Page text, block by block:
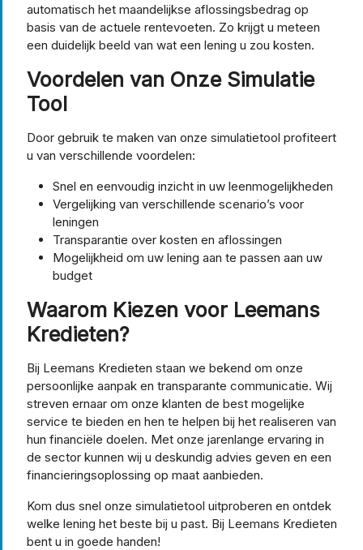
automatisch het maandelijkse aflossingsbedrag op
basis van de actuele rentevoeten. Zo krijgt u meteen
een duidelijk beeld van wat een lening u zou kosten.
Voordelen van Onze Simulatie
Tool
Door gebruik te maken van onze simulatietool profiteert
u van verschillende voordelen:
Snel en eenvoudig inzicht in uw leenmogelijkheden
Vergelijking van verschillende scenario’s voor
leningen
Transparantie over kosten en aflossingen
Mogelijkheid om uw lening aan te passen aan uw
budget
Waarom Kiezen voor Leemans
Kredieten?
Bij Leemans Kredieten staan we bekend om onze
persoonlijke aanpak en transparante communicatie. Wij
streven ernaar om onze klanten de best mogelijke
service te bieden en hen te helpen bij het realiseren van
hun financiële doelen. Met onze jarenlange ervaring in
de sector kunnen wij u deskundig advies geven en een
financieringsoplossing op maat aanbieden.
Kom dus snel onze simulatietool uitproberen en ontdek
welke lening het beste bij u past. Bij Leemans Kredieten
bent u in goede handen!